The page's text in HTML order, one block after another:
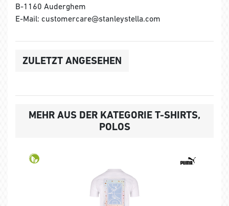
B-1160 Auderghem
E-Mail: customercare@stanleystella.com
ZULETZT ANGESEHEN
MEHR AUS DER KATEGORIE T-SHIRTS,
POLOS